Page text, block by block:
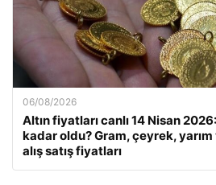
06/08/2026
Altın fiyatları canlı 14 Nisan
kadar oldu? Gram, çeyrek,
alış satış fiyatları